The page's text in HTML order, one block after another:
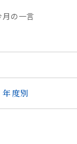
月の一言
年度別